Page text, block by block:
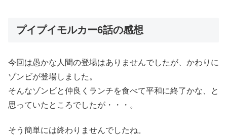
プイプイモルカー6話の感想
今回は愚かな人間の登場はありませんでしたが、かわりに
ゾンビが登場しました。
そんなゾンビと仲良くランチを食べて平和に終了かな、と
思っていたところでしたが・・・。
そう簡単には終わりませんでしたね。